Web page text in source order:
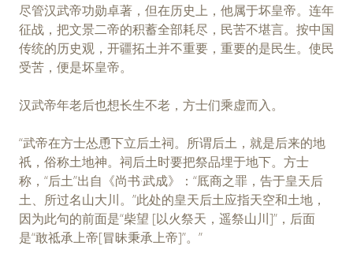
尽管汉武帝功勋卓著，但在历史上，他属于坏皇帝。连年
征战，把文景二帝的积蓄全部耗尽，民苦不堪言。按中国
传统的历史观，开疆拓土并不重要，重要的是民生。使民
受苦，便是坏皇帝。
汉武帝年老后也想长生不老，方士们乘虚而入。
“武帝在方士怂恿下立后土祠。所谓后土，就是后来的地
祇，俗称土地神。祠后土时要把祭品埋于地下。方士
称，“后土”出自《尚书·武成》：“厎商之罪，告于皇天后
土、所过名山大川。”此处的皇天后土应指天空和土地，
因为此句的前面是“柴望 [以火祭天，遥祭山川]”，后面
是“敢祗承上帝[冒昧秉承上帝]”。”